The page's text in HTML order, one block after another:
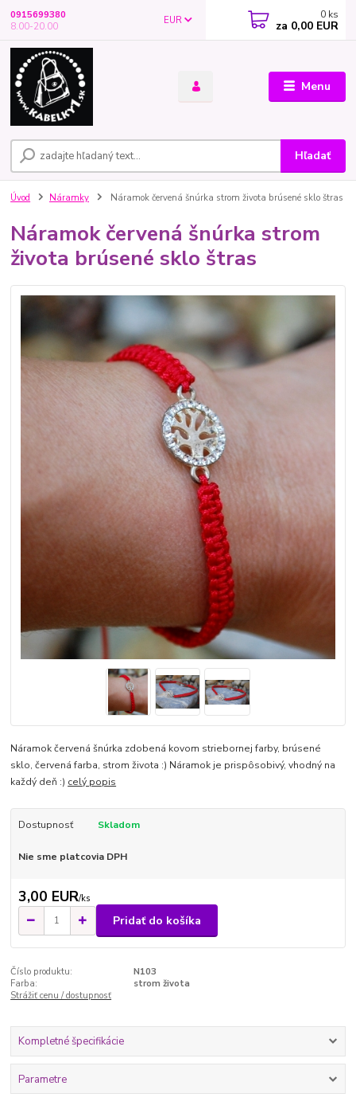
Menu
EUR
Hľadať
0915699380
8.00-20.00
0 ks
za 0,00 EUR
Úvod Náramky Náramok červená šnúrka strom života brúsené sklo štras
Náramok červená šnúrka strom
života brúsené sklo štras
Náramok červená šnúrka zdobená kovom striebornej farby, brúsené
sklo, červená farba, strom života :) Náramok je prispôsobivý, vhodný na
každý deň :) celý popis
Dostupnosť Skladom
Nie sme platcovia DPH
3,00 EUR/ks
Pridať do košíka
Číslo produktu:
N103
Farba:
strom života
Strážiť cenu / dostupnosť
Kompletné špecifikácie
Parametre